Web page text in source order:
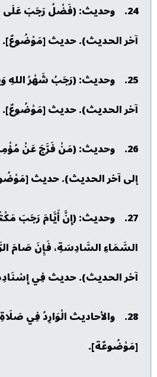
24. وحديث: (فَضْلُ رَجَبَ عَلَى
آخر الحديث). حديث [مَوْضُوعٌ].
25. وحديث: (رَجَبُ شَهْرُ اللهِ
آخر الحديث). حديث [مَوْضُوعٌ].
26. وحديث: (مَنْ فَرَّجَ عَنْ
إلى آخر الحديث). حديث
27. وحديث: (إِنَّ أَيَّامَ رَجَبَ
السَّمَاءِ السَّادِسَةِ، فَإِنَ صَامَ
آخر الحديث). حديث فِي
28. والأحاديث الْوَارِدُ فِي
[مَوْضُوعٌة].